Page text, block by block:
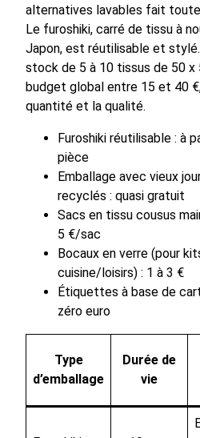
alternatives lavables fait
Le furoshiki, carré de tissu à
Japon, est réutilisable et
stock de 5 à 10 tissus de 50 x
budget global entre 15 et 40
quantité et la qualité.
Furoshiki réutilisable : à
pièce
Emballage avec vieux
recyclés : quasi gratuit
Sacs en tissu cousus
5 €/sac
Bocaux en verre (pour
cuisine/loisirs) : 1 à 3 €
Étiquettes à base de
zéro euro
Type
d’emballage
Durée de
vie